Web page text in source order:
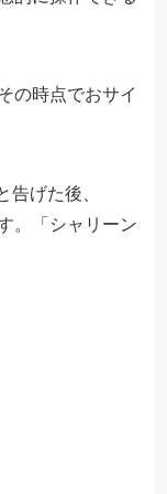
の時点でおサイ
告げた後、
。「シャリーン